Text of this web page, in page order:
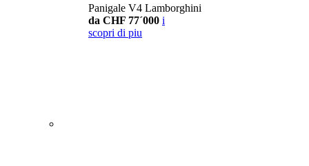
Panigale V4 Lamborghini
da CHF 77´000 i
scopri di piu